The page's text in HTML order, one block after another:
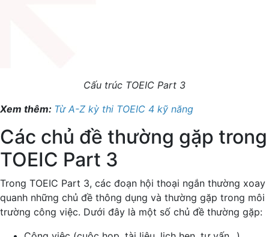
Cấu trúc TOEIC Part 3
Xem thêm: ​​ Từ A-Z kỳ thi TOEIC 4 kỹ năng
Các chủ đề thường gặp trong
TOEIC Part 3
Trong TOEIC Part 3, các đoạn hội thoại ngắn thường xoay
quanh những chủ đề thông dụng và thường gặp trong môi
trường công việc. Dưới đây là một số chủ đề thường gặp: